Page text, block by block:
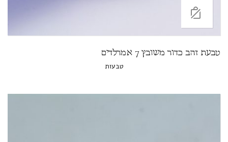
טבעת זהב כדור משובץ 7 אמרלדים
טבעות